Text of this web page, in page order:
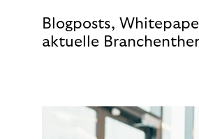
Blogposts,
aktuelle